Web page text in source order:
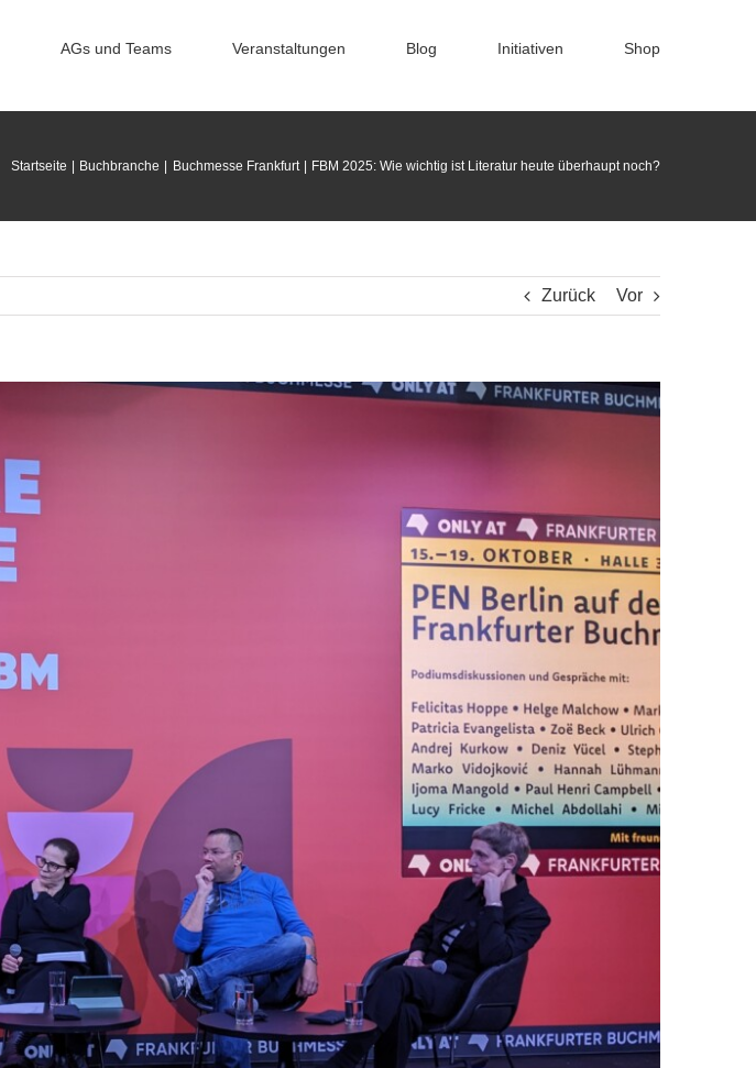
AGs und Teams Veranstaltungen Blog Initiativen Shop
Startseite Buchbranche Buchmesse Frankfurt FBM 2025: Wie wichtig ist Literatur heute überhaupt noch?
Zurück Vor